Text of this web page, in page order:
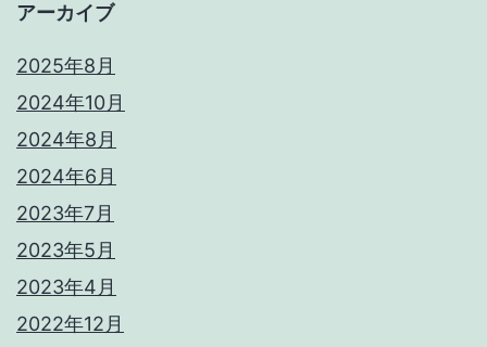
アーカイブ
2025年8月
2024年10月
2024年8月
2024年6月
2023年7月
2023年5月
2023年4月
2022年12月